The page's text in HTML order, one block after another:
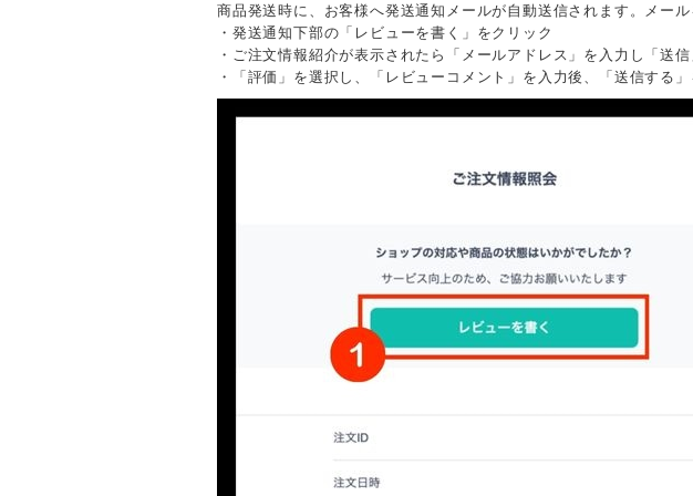
商品発送時に、お客様へ発送通知メールが自動送信されます。メー
・発送通知下部の「レビューを書く」をクリック
・ご注文情報紹介が表示されたら「メールアドレス」を入力し「送
・「評価」を選択し、「レビューコメント」を入力後、「送信する